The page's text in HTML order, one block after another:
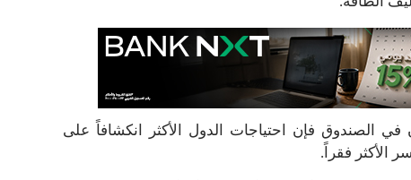
الصندوق فإن احتياجات الدول الأكثر انكشافاً على